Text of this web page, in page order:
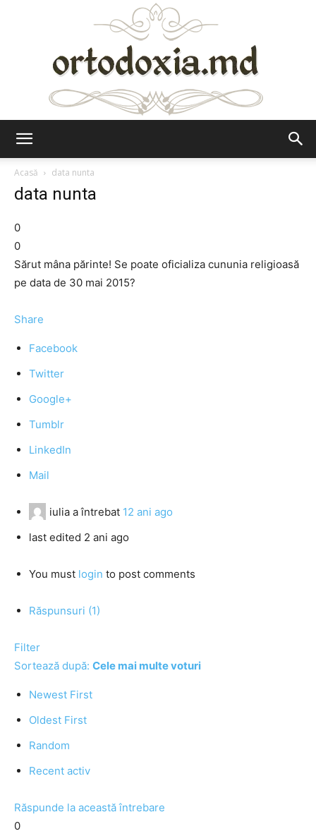
Acasă
data nunta
data nunta
0
0
Sărut mâna părinte! Se poate oficializa cununia religioasă
pe data de 30 mai 2015?
Share
Facebook
Twitter
Google+
Tumblr
LinkedIn
Mail
iulia a întrebat 12 ani ago
last edited 2 ani ago
You must login to post comments
Răspunsuri (1)
Filter
Sortează după: Cele mai multe voturi
Newest First
Oldest First
Random
Recent activ
Răspunde la această întrebare
0